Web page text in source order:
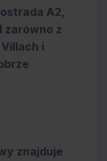
A2,
zarówno z
i
znajduje